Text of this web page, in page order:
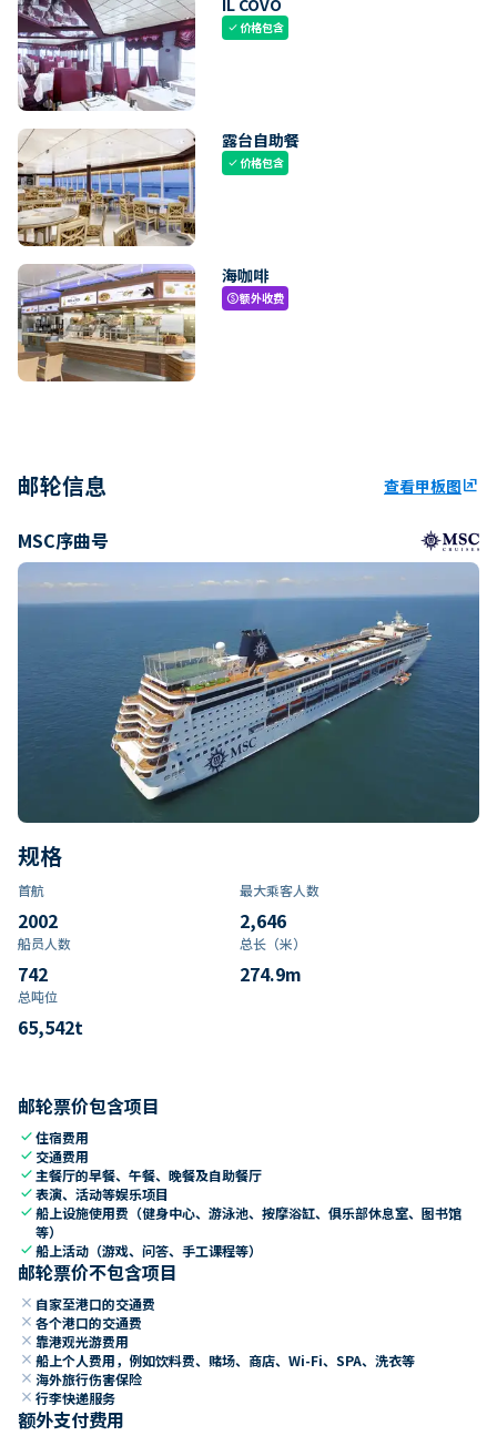
check价格包含
露台自助餐
check价格包含
海咖啡
paid额外收费
邮轮信息 查看甲板图ungroup
MSC序曲号
规格
首航
2002
最大乘客人数
2,646
船员人数
742
总长（米）
274.9m
总吨位
65,542t
邮轮票价包含项目
check住宿费用
check 交通费用
check 主餐厅的早餐、午餐、晚餐及自助餐厅
check表演、活动等娱乐项目
check船上设施使用费（健身中心、游泳池、按摩浴缸、俱乐部休息室、图书馆
等）
check船上活动（游戏、问答、手工课程等）
邮轮票价不包含项目
close 自家至港口的交通费
close 各个港口的交通费
close 靠港观光游费用
close 船上个人费用，例如饮料费、赌场、商店、Wi-Fi、SPA、洗衣等
close 海外旅行伤害保险
close 行李快递服务
额外支付费用